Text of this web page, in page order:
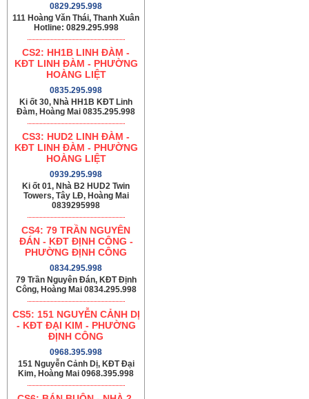
0829.295.998
111 Hoàng Văn Thái, Thanh Xuân
Hotline: 0829.295.998
CS2: HH1B LINH ĐÀM -
KĐT LINH ĐÀM - PHƯỜNG
HOÀNG LIỆT
0835.295.998
Ki ốt 30, Nhà HH1B KĐT Linh
Đàm, Hoàng Mai 0835.295.998
CS3: HUD2 LINH ĐÀM -
KĐT LINH ĐÀM - PHƯỜNG
HOÀNG LIỆT
0939.295.998
Ki ốt 01, Nhà B2 HUD2 Twin
Towers, Tây LĐ, Hoàng Mai
0839295998
CS4: 79 TRẦN NGUYÊN
ĐÁN - KĐT ĐỊNH CÔNG -
PHƯỜNG ĐỊNH CÔNG
0834.295.998
79 Trần Nguyên Đán, KĐT Định
Công, Hoàng Mai 0834.295.998
CS5: 151 NGUYỄN CẢNH DỊ
- KĐT ĐẠI KIM - PHƯỜNG
ĐỊNH CÔNG
0968.395.998
151 Nguyễn Cảnh Dị, KĐT Đại
Kim, Hoàng Mai 0968.395.998